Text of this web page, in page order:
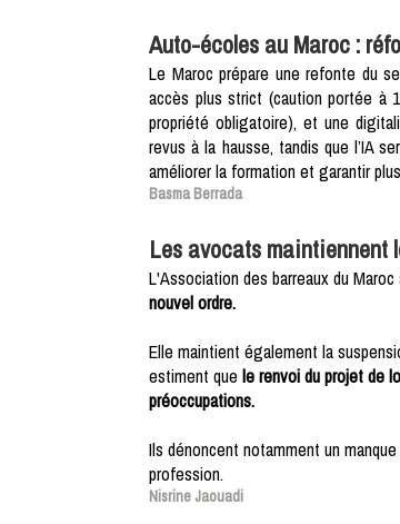
Auto-écoles au Maroc :
Le Maroc prépare une refonte du
accès plus strict (caution portée à
propriété obligatoire), et une
revus à la hausse, tandis que l’IA
améliorer la formation et garantir
Basma Berrada
Les avocats maintiennent
L'Association des barreaux du Maroc
nouvel ordre.
Elle maintient également la
estiment que le renvoi du projet de
préoccupations.
Ils dénoncent notamment un
profession.
Nisrine Jaouadi